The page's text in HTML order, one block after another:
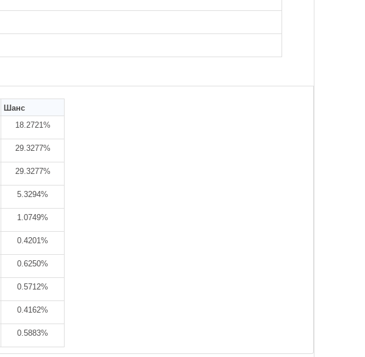
Шанс
18.2721%
29.3277%
29.3277%
5.3294%
1.0749%
0.4201%
0.6250%
0.5712%
0.4162%
0.5883%